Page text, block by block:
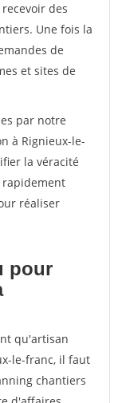
des
Une fois la
de
et sites de
par notre
à Rignieux-le-
la véracité
rapidement
réaliser
pour
qu'artisan
le-franc, il faut
chantiers